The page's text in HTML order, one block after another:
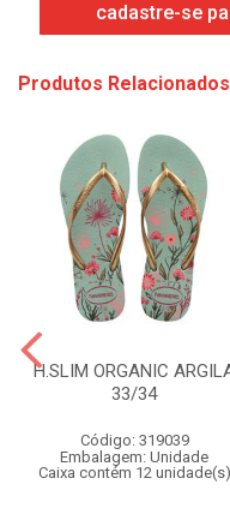
cadastre-se
Produtos Relacionados
H.SLIM ORGANIC
33/34
Código: 319039
Embalagem: Unidade
Caixa contém 12 unidade(s)